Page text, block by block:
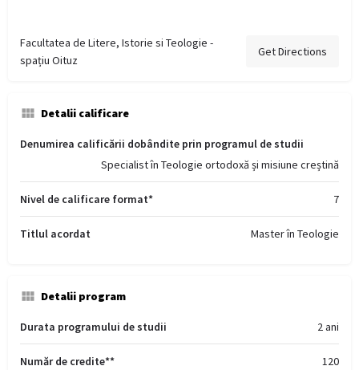
Facultatea de Litere, Istorie si Teologie -
spațiu Oituz
Get Directions
Detalii calificare
Denumirea calificării dobândite prin programul de studii
Specialist în Teologie ortodoxă și misiune creștină
Nivel de calificare format* 7
Titlul acordat Master în Teologie
Detalii program
Durata programului de studii 2 ani
Număr de credite** 120